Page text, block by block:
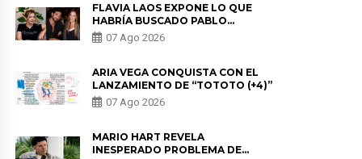
FLAVIA LAOS EXPONE LO QUE
HABRÍA BUSCADO PABLO
HEREDIA CON ALE FULLER: “UNA
DE LAS PARTES QUERÍA EL
07 Ago 2026
ARIA VEGA CONQUISTA CON EL
LANZAMIENTO DE “TOTOTO (+4)”
07 Ago 2026
MARIO HART REVELA
INESPERADO PROBLEMA DE